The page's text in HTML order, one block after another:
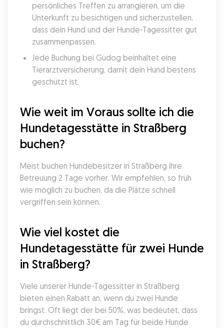
persönliches Treffen zu arrangieren, um die
Unterkunft zu besichtigen und sicherzustellen,
dass dein Hund und der Hunde-Tagessitter gut
zusammenpassen.
Jede Buchung bei Gudog beinhaltet eine
Tierarztversicherung, damit dein Hund bestens
geschützt ist.
Wie weit im Voraus sollte ich die
Hundetagesstätte in Straßberg
buchen?
Meist buchen Hundebesitzer in Straßberg ihre
Betreuung 2 Tage vorher. Wir empfehlen, so früh
wie möglich zu buchen, da die Plätze schnell
vergriffen sein können.
Wie viel kostet die
Hundetagesstätte für zwei Hunde
in Straßberg?
Viele unserer Hunde-Tagessitter in Straßberg
bieten einen Rabatt an, wenn du zwei Hunde
bringst. Oft liegt der bei 50%, was bedeutet, dass
du durchschnittlich 30€ am Tag für beide Hunde